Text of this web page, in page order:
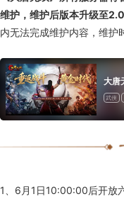
维护，维护后版本升级至
内无法完成维护内容，维护
大唐
武侠
1、6月1日10:00:00后开放